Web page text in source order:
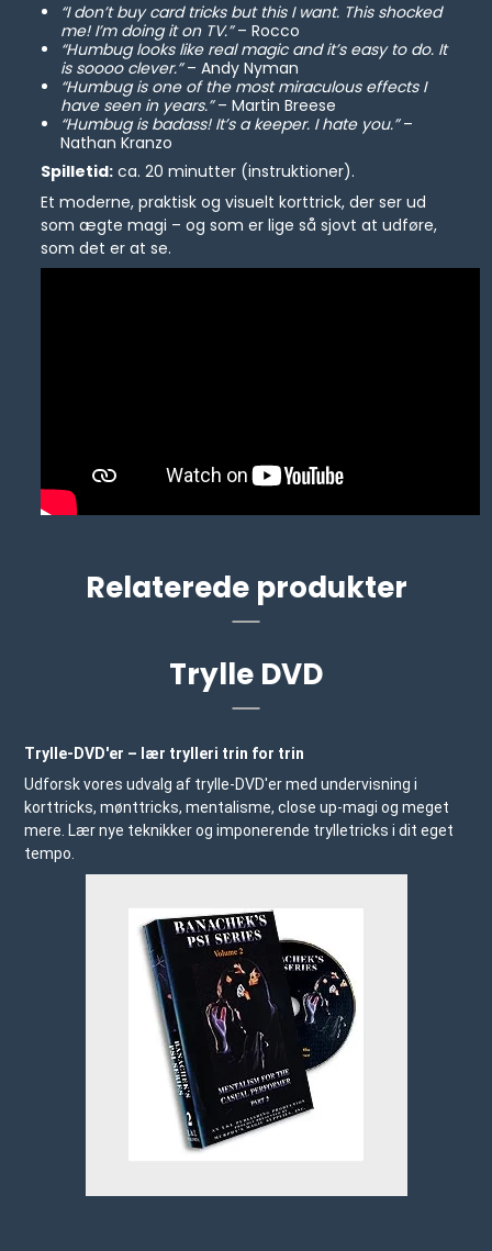
“I don’t buy card tricks but this I want. This shocked
me! I’m doing it on TV.”– Rocco
“Humbug looks like real magic and it’s easy to do. It
is soooo clever.”– Andy Nyman
“Humbug is one of the most miraculous effects I
have seen in years.”– Martin Breese
“Humbug is badass! It’s a keeper. I hate you.”–
Nathan Kranzo
Spilletid: ca. 20 minutter (instruktioner).
Et moderne, praktisk og visuelt korttrick, der ser ud
som ægte magi – og som er lige så sjovt at udføre,
som det er at se.
Relaterede produkter
Trylle DVD
Trylle-DVD'er – lær trylleri trin for trin
Udforsk vores udvalg af trylle-DVD'er med undervisning i
korttricks, mønttricks, mentalisme, close up-magi og meget
mere. Lær nye teknikker og imponerende trylletricks i dit eget
tempo.